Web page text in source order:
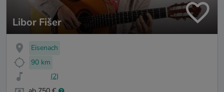
Libor Fišer
Eisenach
90 km
(2)